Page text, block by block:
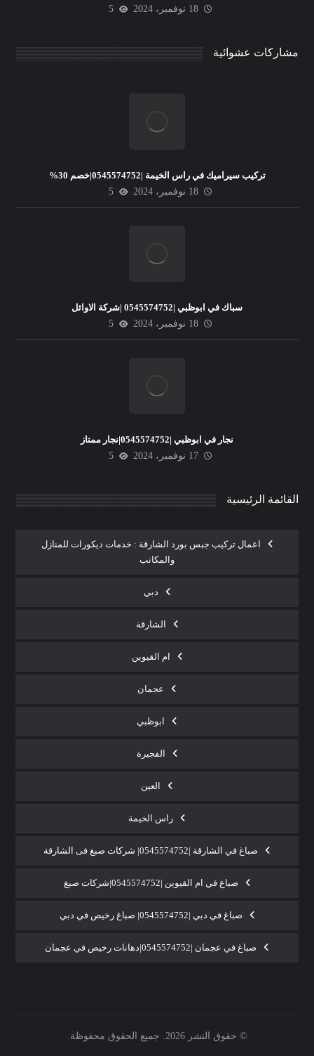
18 نوفمبر، 2024
5
مشاركات عشوائية
تركيب سيراميك في راس الخيمة |0545574752|خصم 30%
18 نوفمبر، 2024
5
سباك في ابوظبي |0545574752 |شركة الاوائل
18 نوفمبر، 2024
5
نجار في ابوظبي |0545574752|نجار ممتاز
17 نوفمبر، 2024
5
القائمة الرئيسية
اعمال تركيب جبس بورد الشارقة : خدمات ديكورات للمنازل
والمكاتب
دبي
الشارقة
ام القيوين
عجمان
ابوظبي
الفجيرة
العين
راس الخيمة
صباغ في الشارقة |0545574752| شركات صبغ فى الشارقة
صباغ في ام القيوين |0545574752|شركات صبغ
صباغ في دبي |0545574752| صباغ رخيص في دبي
صباغ في عجمان |0545574752|دهانات رخيص في عجمان
© حقوق النشر 2026. جميع الحقوق محفوظة.